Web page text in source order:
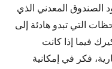
الصندوق المعدني الذي
التي تبدو هادئة إلى
فيما إذا كانت
فكر في إمكانية